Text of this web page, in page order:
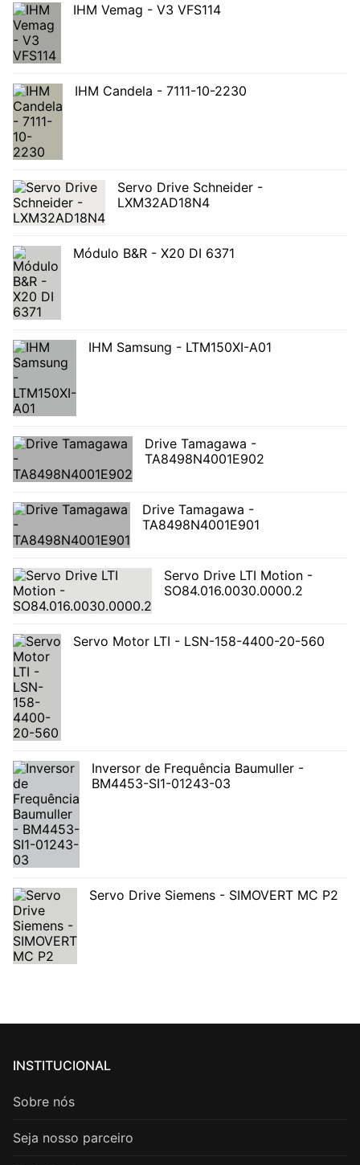
IHM Vemag - V3 VFS114
IHM Candela - 7111-10-2230
Servo Drive Schneider -
LXM32AD18N4
Módulo B&R - X20 DI 6371
IHM Samsung - LTM150XI-A01
Drive Tamagawa -
TA8498N4001E902
Drive Tamagawa -
TA8498N4001E901
Servo Drive LTI Motion -
SO84.016.0030.0000.2
Servo Motor LTI - LSN-158-4400-20-560
Inversor de Frequência Baumuller -
BM4453-SI1-01243-03
Servo Drive Siemens - SIMOVERT MC P2
INSTITUCIONAL
Sobre nós
Seja nosso parceiro